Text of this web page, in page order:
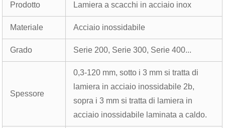
Prodotto Lamiera a scacchi in acciaio inox
Materiale Acciaio inossidabile
Grado Serie 200, Serie 300, Serie 400...
Spessore
0,3-120 mm, sotto i 3 mm si tratta di
lamiera in acciaio inossidabile 2b,
sopra i 3 mm si tratta di lamiera in
acciaio inossidabile laminata a caldo.